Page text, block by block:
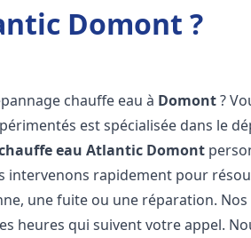
Domont ?
chauffe eau à Domont?
est spécialisée dans le
eau Atlantic Domont
intervenons rapidement pour
une fuite ou une réparation. Nos
heures qui suivent votre appel.